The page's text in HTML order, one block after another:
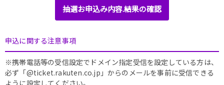
抽選お申込み内容.結果の確認
申込に関する注意事項
※携帯電話等の受信設定でドメイン指定受信を設定している方は、
必ず「@ticket.rakuten.co.jp」からのメールを事前に受信できる
ように設定してください。